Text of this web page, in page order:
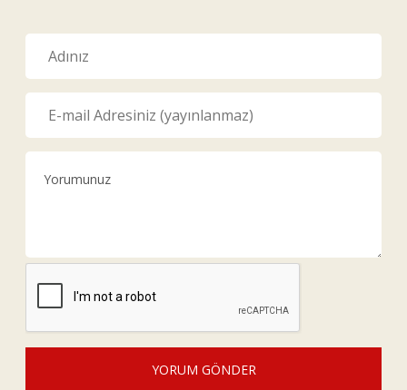
YORUM GÖNDER